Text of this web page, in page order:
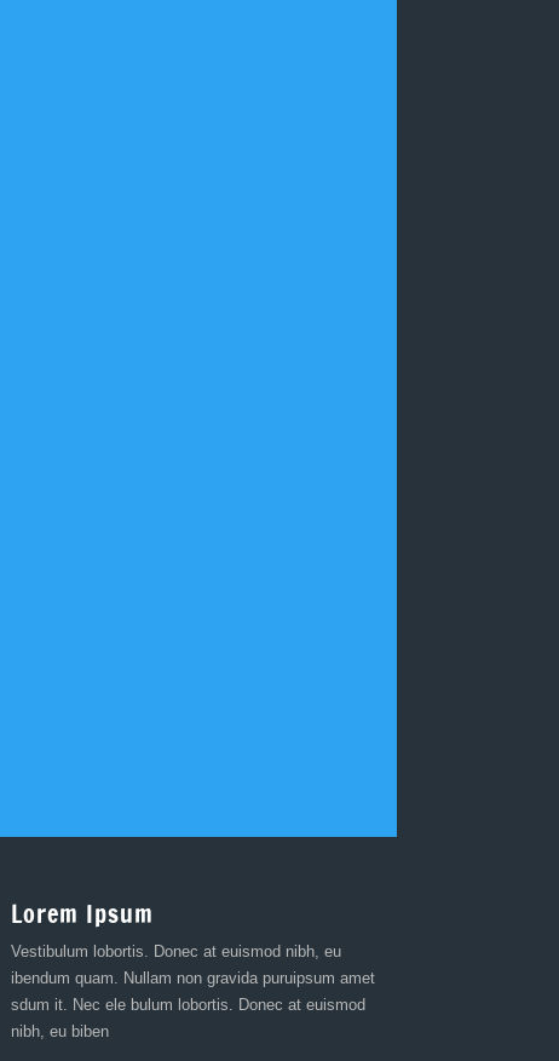
Lorem Ipsum
Vestibulum lobortis. Donec at euismod nibh, eu
ibendum quam. Nullam non gravida puruipsum amet
sdum it. Nec ele bulum lobortis. Donec at euismod
nibh, eu biben